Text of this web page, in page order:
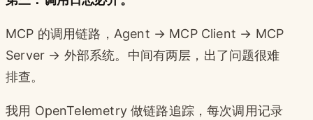
MCP 的调用链路，Agent → MCP Client → MCP
Server → 外部系统。中间有两层，出了问题很难
排查。
我用 OpenTelemetry 做链路追踪，每次调用记录